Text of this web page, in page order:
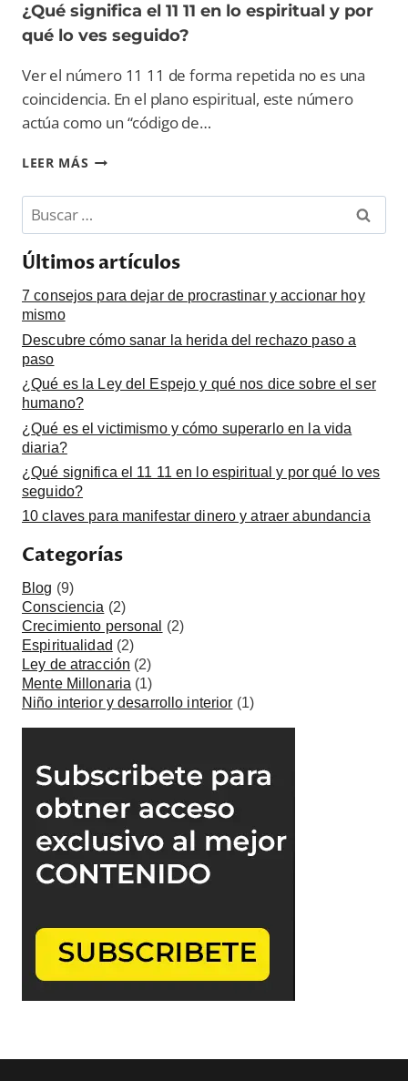
¿Qué significa el 11 11 en lo espiritual y por
qué lo ves seguido?
Ver el número 11 11 de forma repetida no es una
coincidencia. En el plano espiritual, este número
actúa como un “código de…
LEER MÁS ¿QUÉ
EL
11
11
EN
LO
ESPIRITUAL
POR
QUÉ
VES
Últimos artículos
7 consejos para dejar de procrastinar y accionar hoy
mismo
Descubre cómo sanar la herida del rechazo paso a
paso
¿Qué es la Ley del Espejo y qué nos dice sobre el ser
humano?
¿Qué es el victimismo y cómo superarlo en la vida
diaria?
¿Qué significa el 11 11 en lo espiritual y por qué lo ves
seguido?
10 claves para manifestar dinero y atraer abundancia
Categorías
Blog (9)
Consciencia (2)
Crecimiento personal
(2)
Espiritualidad (2)
Ley de atracción (2)
Mente Millonaria (1)
Niño interior y desarrollo interior (1)